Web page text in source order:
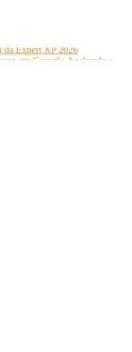
da Expert XP 2026
em Coração Acelerado e
apresentam o processo